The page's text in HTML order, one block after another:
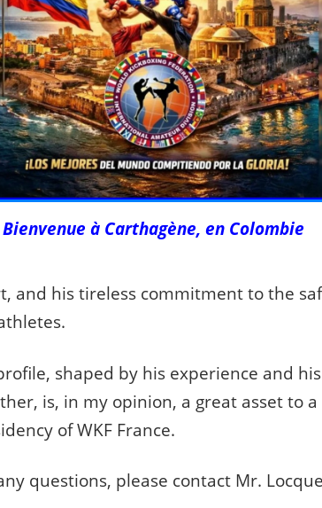
Bienvenue à Carthagène, en Colombie
and his tireless commitment to the
shaped by his experience and
is, in my opinion, a great asset to
of WKF France.
questions, please contact Mr.